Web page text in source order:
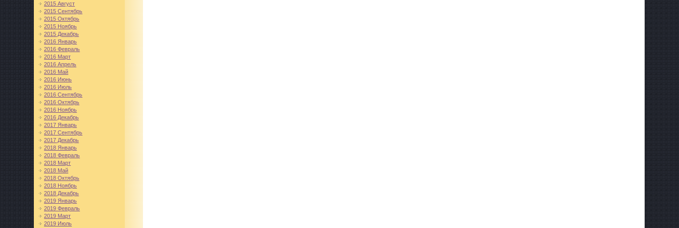
2015 Август
2015 Сентябрь
2015 Октябрь
2015 Ноябрь
2015 Декабрь
2016 Январь
2016 Февраль
2016 Март
2016 Апрель
2016 Май
2016 Июнь
2016 Июль
2016 Сентябрь
2016 Октябрь
2016 Ноябрь
2016 Декабрь
2017 Январь
2017 Сентябрь
2017 Декабрь
2018 Январь
2018 Февраль
2018 Март
2018 Май
2018 Октябрь
2018 Ноябрь
2018 Декабрь
2019 Январь
2019 Февраль
2019 Март
2019 Июль